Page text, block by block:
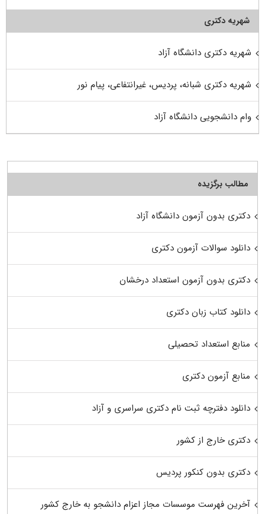
شهریه دکتری
شهریه دکتری دانشگاه آزاد
شهریه دکتری شبانه، پردیس، غیرانتفاعی، پیام نور
وام دانشجویی دانشگاه آزاد
مطالب برگزیده
دکتری بدون آزمون دانشگاه آزاد
دانلود سوالات آزمون دکتری
دکتری بدون آزمون استعداد درخشان
دانلود کتاب زبان دکتری
منابع استعداد تحصیلی
منابع آزمون دکتری
دانلود دفترچه ثبت نام دکتری سراسری و آزاد
دکتری خارج از کشور
دکتری بدون کنکور پردیس
آخرین فهرست موسسات مجاز اعزام دانشجو به خارج کشور